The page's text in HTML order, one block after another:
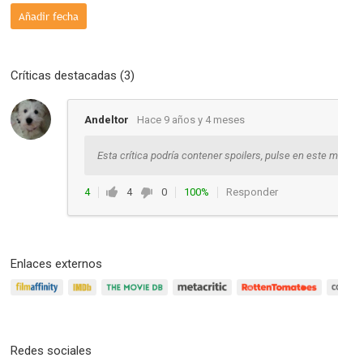
Añadir fecha
Críticas destacadas (3)
Andeltor Hace 9 años y 4 meses
Esta crítica podría contener spoilers, pulse en este
4 4 0 100% Responder
Enlaces externos
Redes sociales